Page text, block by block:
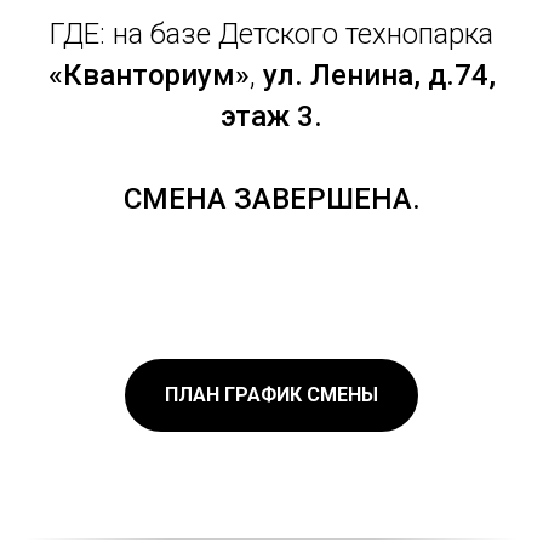
ГДЕ: на базе Детского технопарка
«Кванториум», ул. Ленина, д.74,
этаж 3.
СМЕНА ЗАВЕРШЕНА.
ПЛАН ГРАФИК СМЕНЫ